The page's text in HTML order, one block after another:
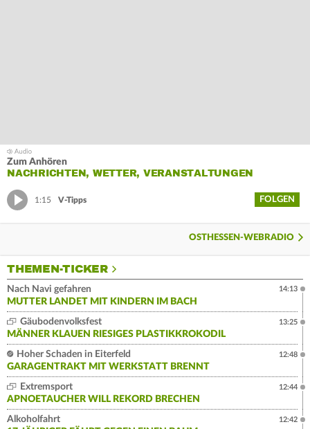
Zum Anhören
NACHRICHTEN, WETTER, VERANSTALTUNGEN
1:15 V-Tipps FOLGEN
OSTHESSEN-WEBRADIO
THEMEN-TICKER
Nach Navi gefahren
MUTTER LANDET MIT KINDERN IM BACH
14:13
Gäubodenvolksfest
MÄNNER KLAUEN RIESIGES PLASTIKKROKODIL
13:25
Hoher Schaden in Eiterfeld
GARAGENTRAKT MIT WERKSTATT BRENNT
12:48
Extremsport
APNOETAUCHER WILL REKORD BRECHEN
12:44
Alkoholfahrt
12:42